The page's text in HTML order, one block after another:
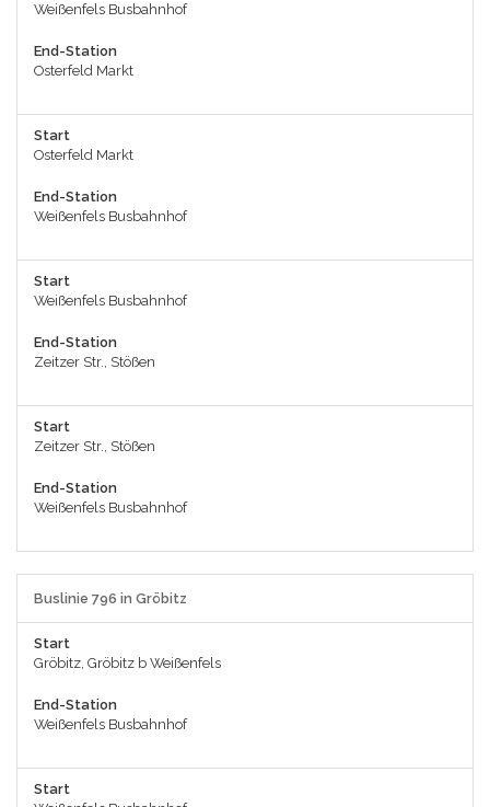
Weißenfels Busbahnhof
End-Station
Osterfeld Markt
Start
Osterfeld Markt
End-Station
Weißenfels Busbahnhof
Start
Weißenfels Busbahnhof
End-Station
Zeitzer Str., Stößen
Start
Zeitzer Str., Stößen
End-Station
Weißenfels Busbahnhof
Buslinie 796 in Gröbitz
Start
Gröbitz, Gröbitz b Weißenfels
End-Station
Weißenfels Busbahnhof
Start